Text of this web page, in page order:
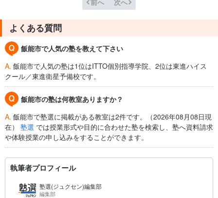
よくある質問
飯能市で人気の塾を教えて下さい
A. 飯能市で人気の塾は1位はITTO個別指導学院、2位は東進ハイス
クール／東進衛星予備校です。
飯能市の塾は何教室ありますか？
A. 飯能市で塾選に掲載がある教室は2件です。（2026年08月08日現
在） 塾選 では授業形式や目的に合わせた塾を検索し、塾へ資料請求
や体験授業の申し込みをすることができます。
執筆者プロフィール
塾選(ジュクセン)編集部
編集部